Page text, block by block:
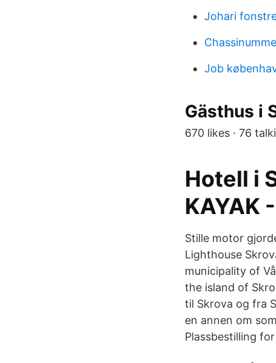
Johari
Job
Gästhus i
670 likes · 76
Hotell i
KAYAK
Stille motor
Lighthouse
municipality of
the island of
til Skrova og fra
en annen om
Plassbestilling